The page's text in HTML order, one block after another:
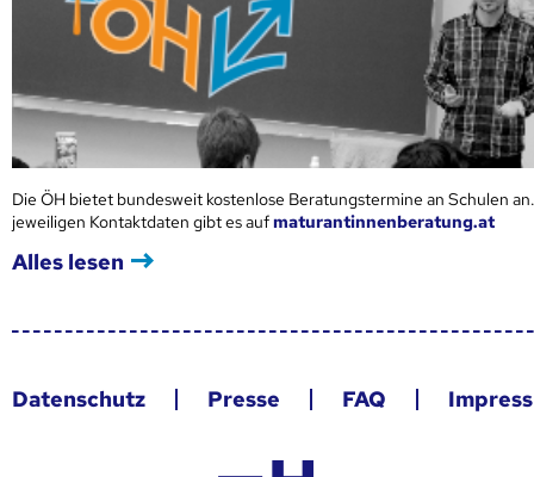
Die ÖH bietet bundesweit kostenlose Beratungstermine an Schulen
jeweiligen Kontaktdaten gibt es aufmaturantinnenberatung.at
Alles lesen
Datenschutz Presse FAQ